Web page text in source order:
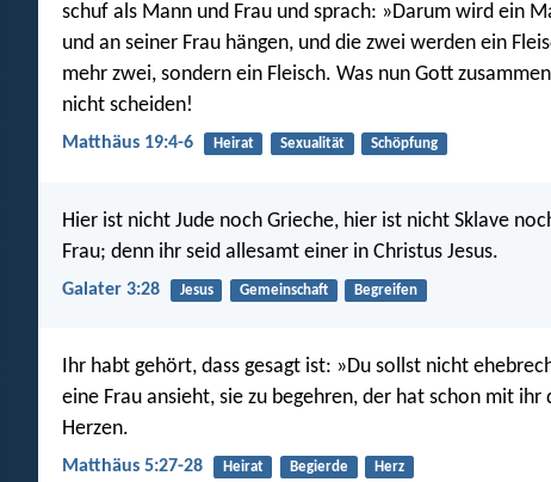
schuf als Mann und Frau und sprach: »Darum wird ein
und an seiner Frau hängen, und die zwei werden ein
mehr zwei, sondern ein Fleisch. Was nun Gott
nicht scheiden!
Matthäus 19:4-6 Heirat Sexualität Schöpfung
Hier ist nicht Jude noch Grieche, hier ist nicht Sklave
Frau; denn ihr seid allesamt einer in Christus Jesus.
Galater 3:28 Jesus Gemeinschaft Begreifen
Ihr habt gehört, dass gesagt ist: »Du sollst nicht
eine Frau ansieht, sie zu begehren, der hat schon mit ihr
Herzen.
Matthäus 5:27-28 Heirat Begierde Herz